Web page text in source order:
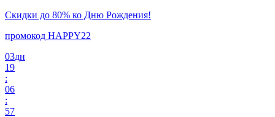
Скидки до 80% ко Дню Рождения!
промокод HAPPY22
03дн
19
:
06
:
57